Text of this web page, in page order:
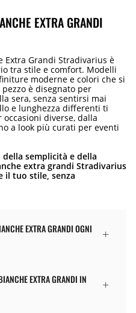
EXTRA GRANDI
Extra Grandi Stradivarius è
tra stile e comfort. Modelli
moderne e colori che si
è disegnato per
sera, senza sentirsi mai
e lunghezza differenti ti
diverse, dalla
a look più curati per eventi
della semplicità e della
extra grandi Stradivarius
il tuo stile, senza
EXTRA GRANDI OGNI
EXTRA GRANDI IN